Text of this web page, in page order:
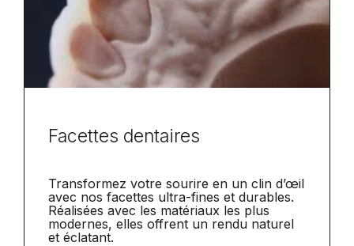
Facettes dentaires
Transformez votre sourire en un clin d’œil
avec nos facettes ultra-fines et durables.
Réalisées avec les matériaux les plus
modernes, elles offrent un rendu naturel
et éclatant.